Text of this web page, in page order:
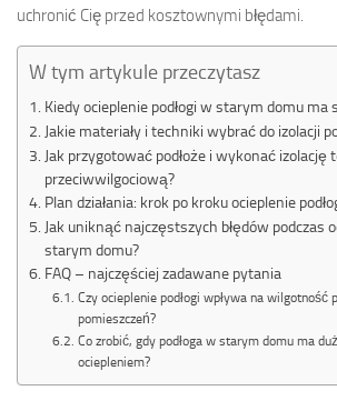
uchronić Cię przed kosztownymi błędami.
W tym artykule przeczytasz
Kiedy ocieplenie podłogi w starym domu ma
Jakie materiały i techniki wybrać do izolacji
Jak przygotować podłoże i wykonać izolację
przeciwwilgociową?
Plan działania: krok po kroku ocieplenie
Jak uniknąć najczęstszych błędów podczas
starym domu?
FAQ – najczęściej zadawane pytania
Czy ocieplenie podłogi wpływa na
pomieszczeń?
Co zrobić, gdy podłoga w starym domu ma
ociepleniem?